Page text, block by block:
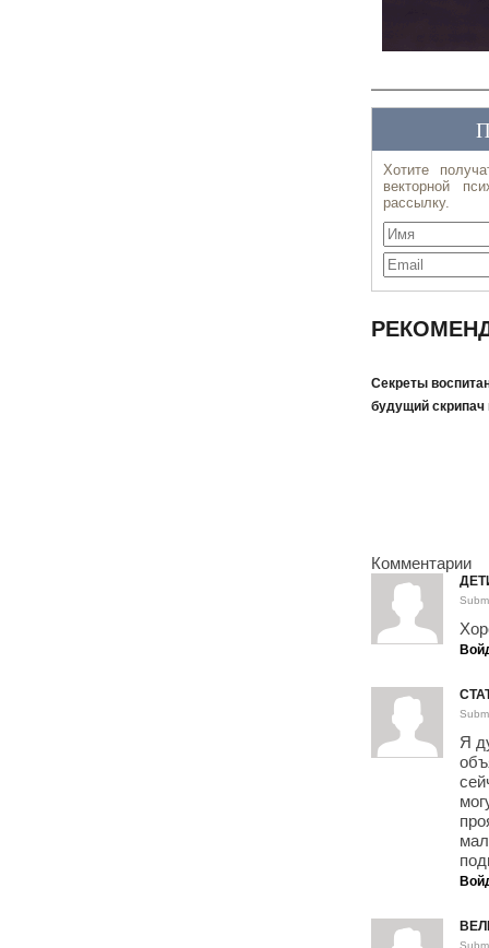
Секреты
будущий скрипач
Комментарии
Я